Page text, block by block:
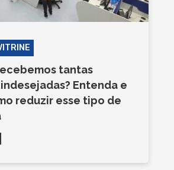
tantas
Entenda e
reduzir esse tipo de